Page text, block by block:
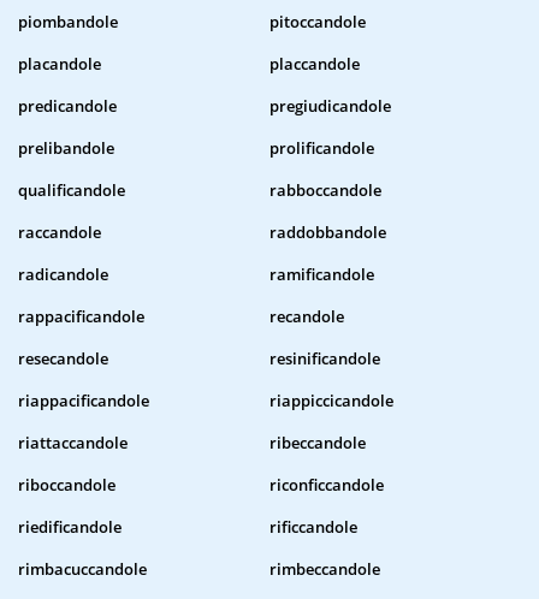
piombandole
pitoccandole
placandole
placcandole
predicandole
pregiudicandole
prelibandole
prolificandole
qualificandole
rabboccandole
raccandole
raddobbandole
radicandole
ramificandole
rappacificandole
recandole
resecandole
resinificandole
riappacificandole
riappiccicandole
riattaccandole
ribeccandole
riboccandole
riconficcandole
riedificandole
rificcandole
rimbacuccandole
rimbeccandole